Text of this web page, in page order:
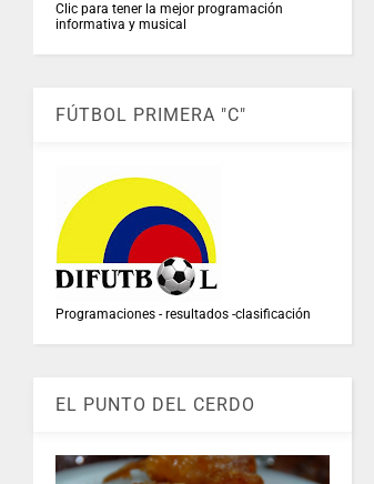
Clic para tener la mejor programación
informativa y musical
FÚTBOL PRIMERA "C"
Programaciones - resultados -clasificación
EL PUNTO DEL CERDO